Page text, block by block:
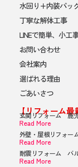
水回り+内装パッ
丁寧な解体工事
LINEで簡単、小工
お問い合わせ
会社案内
選ばれる理由
ごあいさつ
【リフォーム最
玄関リフォーム 鹿
Read More
外壁・屋根リフォ
Read More
耐震リフォーム バ
Read More